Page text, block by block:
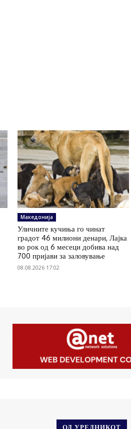
Македонија
Уличните кучиња го чинат
градот 46 милиони денари, Лајка
во рок од 6 месеци добива над
700 пријави за заловување
08.08.2026 17:02
ОД УРЕДНИКОТ